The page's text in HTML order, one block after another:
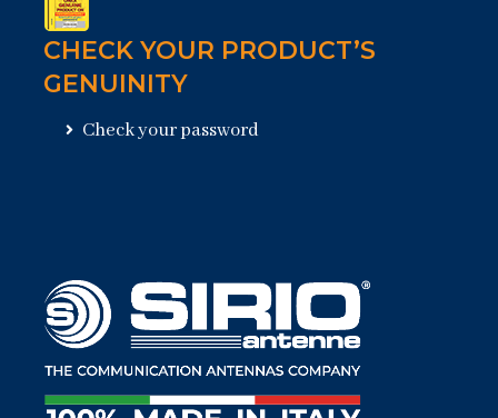
CHECK YOUR PRODUCT’S
GENUINITY
Check your password